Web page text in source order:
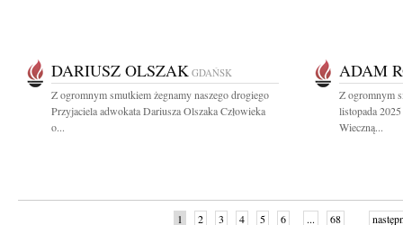
DARIUSZ OLSZAK GDAŃSK
Z ogromnym smutkiem żegnamy naszego drogiego
Przyjaciela adwokata Dariusza Olszaka Człowieka
o...
ADAM
Z ogromnym
listopada
Wieczną...
1 2 3 4 5 6 ... 68